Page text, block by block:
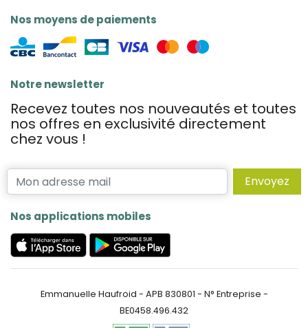
Nos moyens de paiements
Notre newsletter
Recevez toutes nos nouveautés et toutes
nos offres en exclusivité directement
chez vous !
Envoyez
Nos applications mobiles
Emmanuelle Haufroid - APB 830801 - N° Entreprise -
BE0458.496.432